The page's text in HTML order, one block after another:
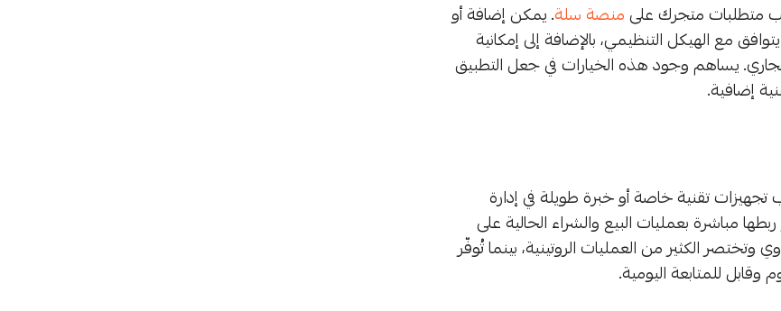
متطلبات متجرك علىمنصة سلة. يمكن إضافة أو
مع الهيكل التنظيمي، بالإضافة إلى إمكانية
يساهم وجود هذه الخيارات في جعل التطبيق
إضافية.
تقنية خاصة أو خبرة طويلة في إدارة
مباشرة بعمليات البيع والشراء الحالية على
الكثير من العمليات الروتينية، بينما تُوفّر
للمتابعة اليومية.